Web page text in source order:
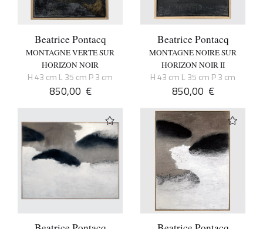
Beatrice Pontacq
MONTAGNE VERTE SUR
HORIZON NOIR
H 43 cm L 35 cm P 3 cm
850,00 €
Beatrice Pontacq
MONTAGNE NOIRE SUR
HORIZON NOIR II
H 43 cm L 35 cm P 3 cm
850,00 €